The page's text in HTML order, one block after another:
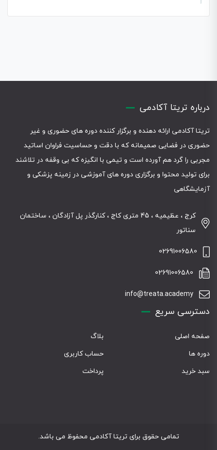
درباره تریتا آکادمی
تریتا آکادمی ارائه دهنده و برگزار کننده دوره های حضوری و غیر
حضوری در فضایی صمیمانه که با دقت و حساسیت فراوان اساتید
مجربی را گرد هم آورده است و تیمی با انگیزه که بی وقفه در تلاشند
برای تولید محتوا و برگزاری دوره های آموزشی در زمینه پزشکی و
آزمایشگاهی
کرج ، عظیمیه ، 45 متری کاج ، کنارگذر پل آزادگان ، ساختمان
سناتور
02691006580
02691006580
info@treata.academy
دسترسی سریع
صفحه اصلی
بلاگ
دوره ها
حساب کاربری
سبد خرید
پرداخت
تمامی حقوق برای تریتا آکادمی محفوظ می باشد.